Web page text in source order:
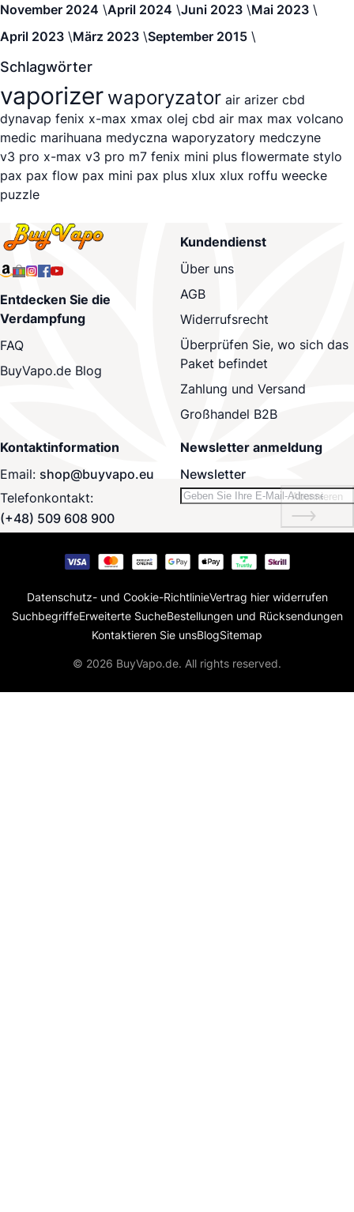
November 2024
April 2024 Juni 2023 Mai 2023
April 2023 März 2023 September 2015
Schlagwörter
vaporizer waporyzator air arizer cbd
dynavap fenix x-max xmax olej cbd air max max volcano
medic marihuana medyczna waporyzatory medczyne
v3 pro x-max v3 pro m7 fenix mini plus flowermate stylo
pax pax flow pax mini pax plus xlux xlux roffu weecke
puzzle
Entdecken Sie die
Verdampfung
FAQ
BuyVapo.de Blog
Kundendienst
Über uns
AGB
Widerrufsrecht
Überprüfen Sie, wo sich das
Paket befindet
Zahlung und Versand
Großhandel B2B
Kontaktinformation
Email: shop@buyvapo.eu
Telefonkontakt:
(+48) 509 608 900
Newsletter anmeldung
Newsletter
Abonnieren
Datenschutz- und Cookie-RichtlinieVertrag hier widerrufen
SuchbegriffeErweiterte SucheBestellungen und Rücksendungen
Kontaktieren Sie unsBlogSitemap
© 2026 BuyVapo.de. All rights reserved.